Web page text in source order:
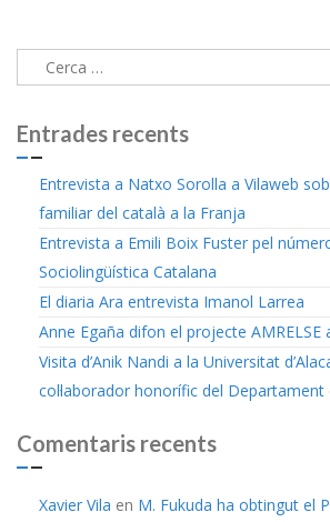
Cerca:
Entrades recents
Entrevista a Natxo Sorolla a Vilaweb
familiar del català a la Franja
Entrevista a Emili Boix Fuster pel
Sociolingüística Catalana
El diaria Ara entrevista Imanol Larrea
Anne Egaña difon el projecte AMRELSE
Visita d’Anik Nandi a la Universitat
col·laborador honorífic del Departament
Comentaris recents
Xavier Vila en M. Fukuda ha obtingut el